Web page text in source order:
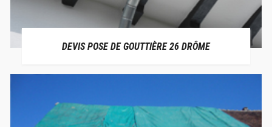
DEVIS POSE DE GOUTTIÈRE 26 DRÔME